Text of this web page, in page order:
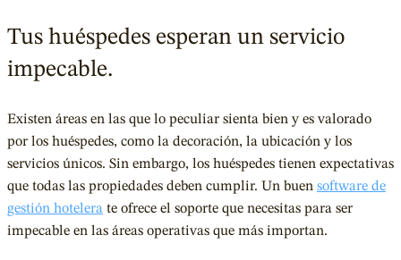
Tus huéspedes esperan un servicio
impecable.
Existen áreas en las que lo peculiar sienta bien y es valorado
por los huéspedes, como la decoración, la ubicación y los
servicios únicos. Sin embargo, los huéspedes tienen expectativas
que todas las propiedades deben cumplir. Un buen software de
gestión hotelera te ofrece el soporte que necesitas para ser
impecable en las áreas operativas que más importan.